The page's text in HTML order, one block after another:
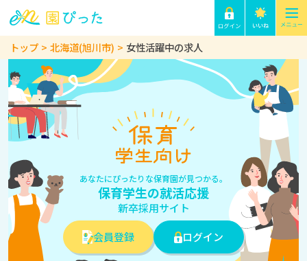
トップ 北海道(旭川市) 女性活躍中の求人
あなたにぴったりな保育園が見つかる。
保育学生の就活応援
新卒採用サイト
会員登録
ログイン